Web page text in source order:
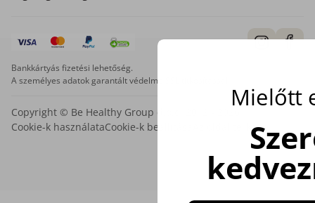
Bankkártyás fizetési lehetőség.
A személyes adatok garantált védelme SSL titkosítással.
Copyright © Be Healthy Group d.o.o. 2012 - 2026
Cookie-k használataCookie-k beállítása Az oldal térképe
Mielőtt